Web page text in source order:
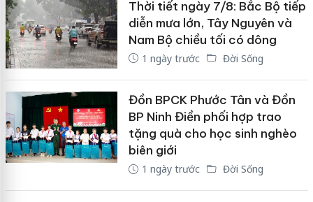
Thời tiết ngày 7/8: Bắc Bộ tiếp
diễn mưa lớn, Tây Nguyên và
Nam Bộ chiều tối có dông
1 ngày trước Đời Sống
Đồn BPCK Phước Tân và Đồn
BP Ninh Điền phối hợp trao
tặng quà cho học sinh nghèo
biên giới
1 ngày trước Đời Sống